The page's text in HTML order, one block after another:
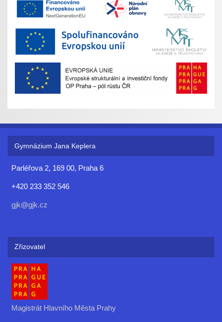
Gymnázium Jana Keplera
Parléřova 2, 169 00, Praha 6
+420 233 352 546
gjk@gjk.cz
Zřizovatel
Magistrát Hlavního Města Prahy